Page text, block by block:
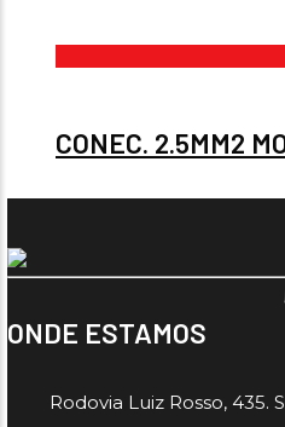
CONEC. 2.5MM2
ONDE ESTAMOS
Rodovia Luiz Rosso, 435.